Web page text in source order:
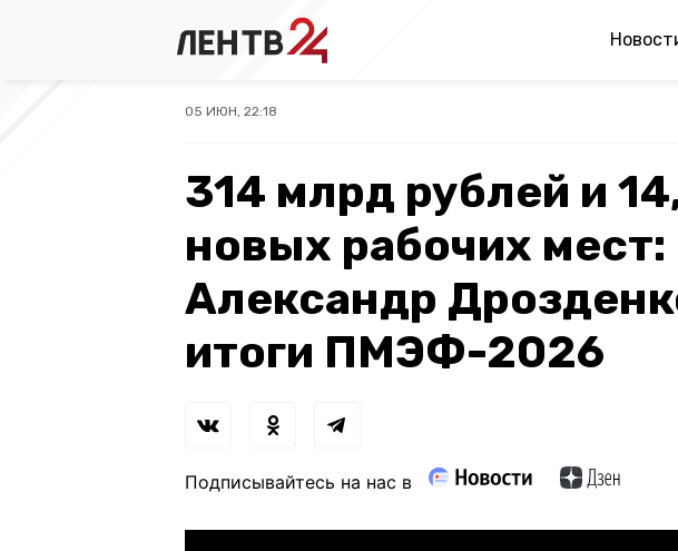
05 ИЮН, 22:18
314 млрд рублей и
новых рабочих мест:
Александр
итоги ПМЭФ-2026
Подписывайтесь на нас в